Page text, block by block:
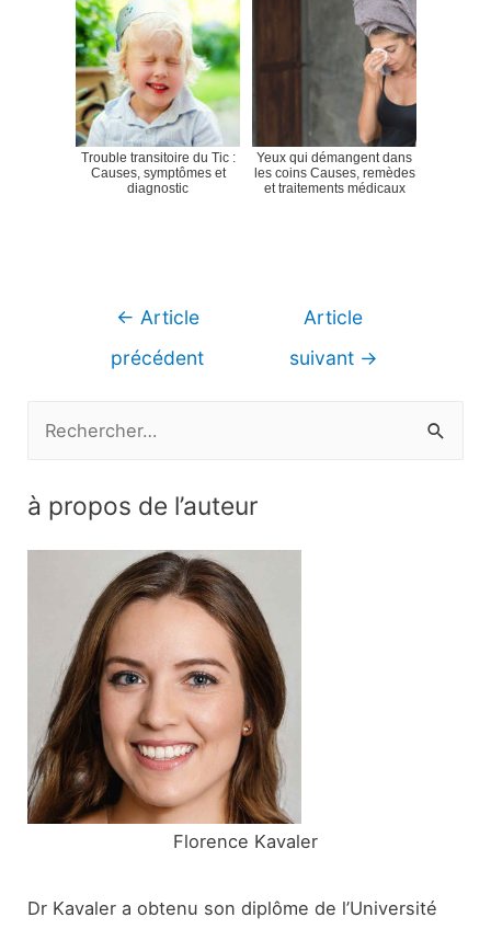
Trouble transitoire du Tic :
Causes, symptômes et
diagnostic
Yeux qui démangent dans
les coins Causes, remèdes
et traitements médicaux
Navigation
← Article
précédent
Article
suivant →
h
:
à propos de l’auteur
Florence Kavaler
Dr Kavaler a obtenu son diplôme de l’Université